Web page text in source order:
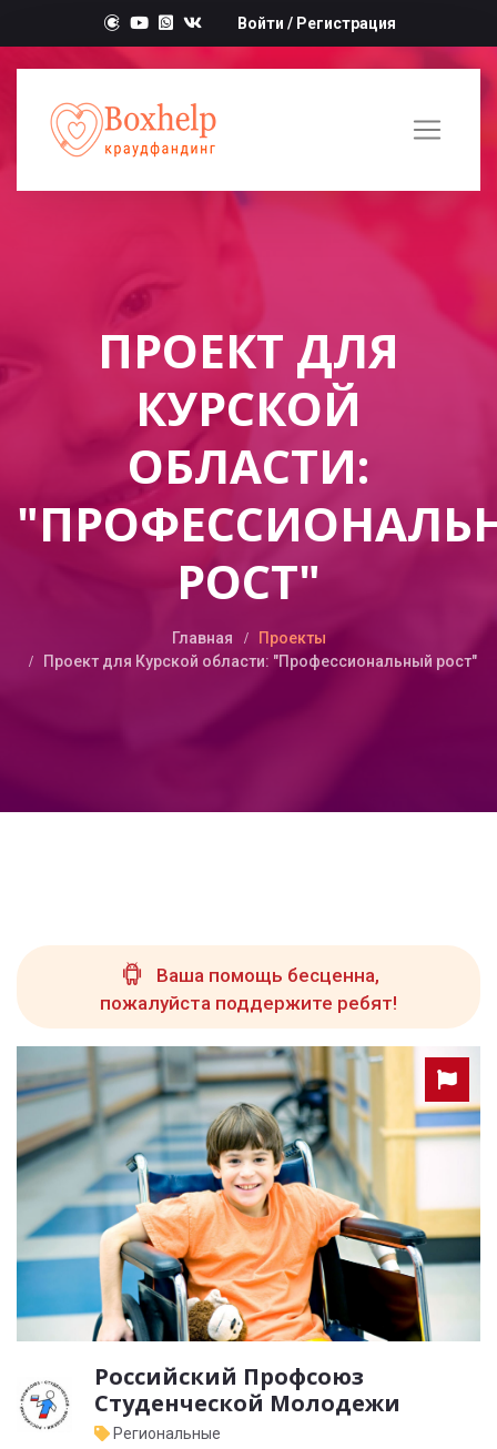
Войти / Регистрация
ПРОЕКТ ДЛЯ
КУРСКОЙ
ОБЛАСТИ:
РОСТ"
Главная
Проекты
Проект для Курской области: "Профессиональный рост"
Ваша помощь бесценна,
пожалуйста поддержите ребят!
Российский Профсоюз
Студенческой Молодежи
Региональные